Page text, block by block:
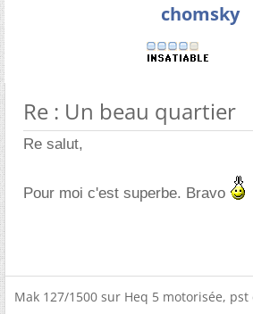
chomsky
Re : Un beau quartier
Re salut,
Pour moi c'est superbe. Bravo
Mak 127/1500 sur Heq 5 motorisée,